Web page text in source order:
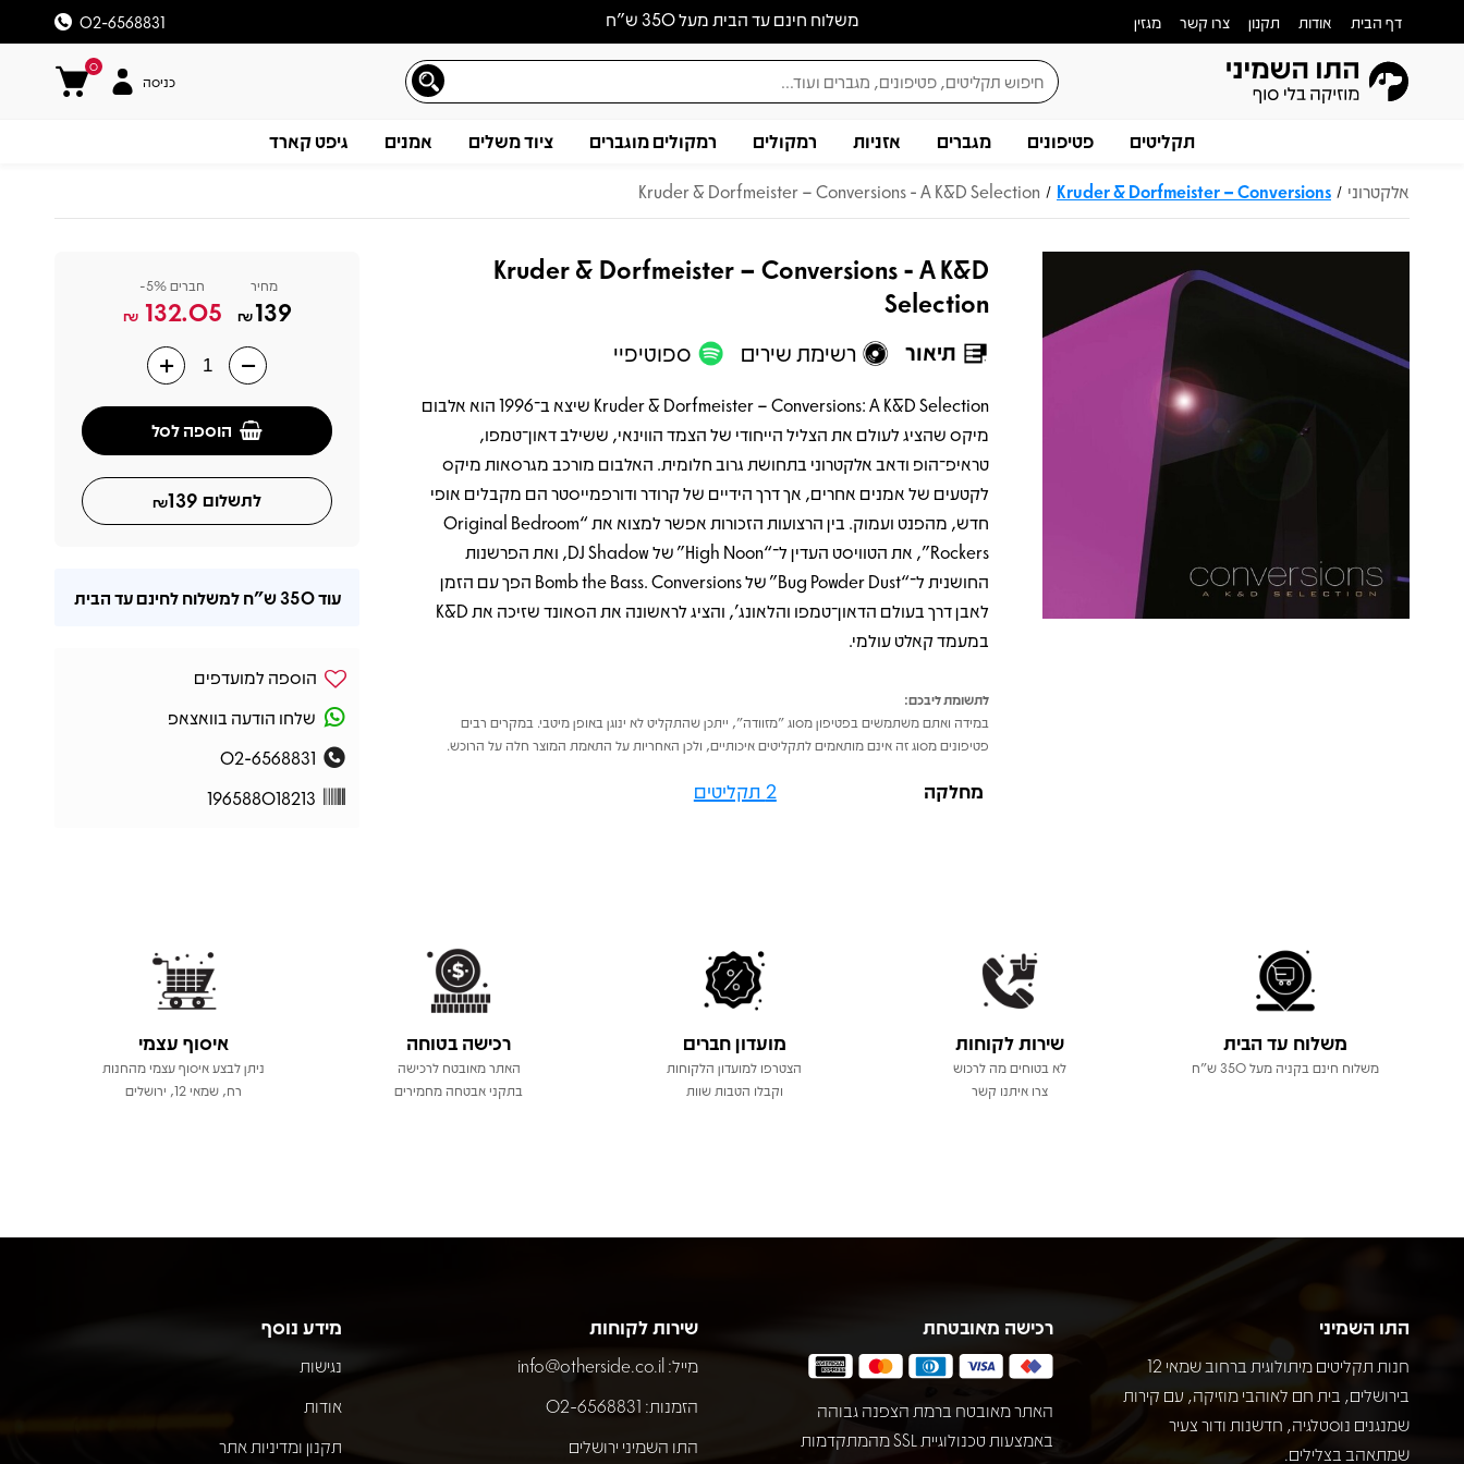
משלוח חינם עד הבית מעל 350 ש״ח דף הבית אודות תקנון צרו קשר מגזין 02-6568831
0
כניסה
תקליטים פטיפונים מגברים אזניות רמקולים רמקולים מוגברים ציוד משלים אמנים גיפט קארד
אלקטרוני /
Kruder & Dorfmeister – Conversions
/
Kruder & Dorfmeister – Conversions - A K&D Selection
Kruder & Dorfmeister – Conversions - A K&D
Selection
תיאור רשימת שירים ספוטיפיי
תיאור
Kruder & Dorfmeister – Conversions: A K&D Selection שיצא ב־1996 הוא אלבום
מיקס שהציג לעולם את הצליל הייחודי של הצמד הווינאי, ששילב דאון־טמפו,
טראיפ־הופ ודאב אלקטרוני בתחושת גרוב חלומית. האלבום מורכב מגרסאות מיקס
לקטעים של אמנים אחרים, אך דרך הידיים של קרודר ודורפמייסטר הם מקבלים אופי
חדש, מהפנט ועמוק. בין הרצועות הזכורות אפשר למצוא את “Original Bedroom
Rockers”, את הטוויסט העדין ל־“High Noon” של DJ Shadow, ואת הפרשנות
החושנית ל־“Bug Powder Dust” של Bomb the Bass. Conversions הפך עם הזמן
לאבן דרך בעולם הדאון־טמפו והלאונג’, והציג לראשונה את הסאונד שזיכה את K&D
במעמד קאלט עולמי.
לתשומת ליבכם:
במידה ואתם משתמשים בפטיפון מסוג "מזוודה", ייתכן שהתקליט לא ינוגן באופן מיטבי. במקרים רבים
פטיפונים מסוג זה אינם מותאמים לתקליטים איכותיים, ולכן האחריות על התאמת המוצר חלה על הרוכש.
מחלקה 2 תקליטים
מחיר
139
₪
חברים 5%-
132.05
₪
הוספה לסל
לתשלום 139
₪
עוד350 ש"ח למשלוח לחינם עד הבית
הוספה למועדפים
שלחו הודעה בוואצאפ
02-6568831
196588018213
משלוח עד הבית
משלוח חינם בקניה מעל 350 ש"ח
שירות לקוחות
לא בטוחים מה לרכוש
צרו איתנו קשר
מועדון חברים
הצטרפו למועדון הלקוחות
וקבלו הטבות שוות
רכישה בטוחה
האתר מאובטח לרכישה
בתקני אבטחה מחמירים
איסוף עצמי
ניתן לבצע איסוף עצמי מהחנות
רח, שמאי 12, ירושלים
התו השמיני
חנות תקליטים מיתולוגית ברחוב שמאי 12
בירושלים, בית חם לאוהבי מוזיקה, עם קירות
שמנגנים נוסטלגיה, חדשנות ודור צעיר
שמתאהב בצלילים.
רכישה מאובטחת
האתר מאובטח ברמת הצפנה גבוהה
באמצעות טכנולוגיית SSL מהמתקדמות
שירות לקוחות
מייל: info@otherside.co.il
הזמנות: 02-6568831
התו השמיני ירושלים
מידע נוסף
נגישות
אודות
תקנון ומדיניות אתר